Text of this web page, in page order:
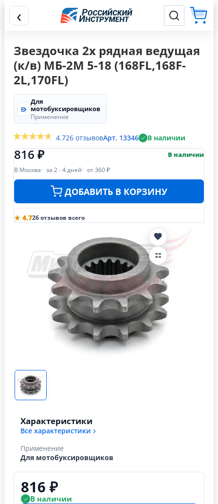
‹
Звездочка 2х рядная ведущая
(к/в) МБ-2М 5-18 (168FL,168F-
2L,170FL)
Для
мотобуксировщиков
Применение
4.726 отзывовАрт. 13346 В наличии
816 ₽ В наличии
В Москва за 2 - 4 дней от 360 ₽
ДОБАВИТЬ В КОРЗИНУ
★ 4.726 отзывов всего
Характеристики
Все характеристики
Применение
Для мотобуксировщиков
816 ₽
В наличии